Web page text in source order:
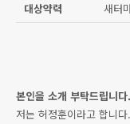
대상약력
새터
본인을 소개 부탁드립니다.
저는 허정훈이라고 합니